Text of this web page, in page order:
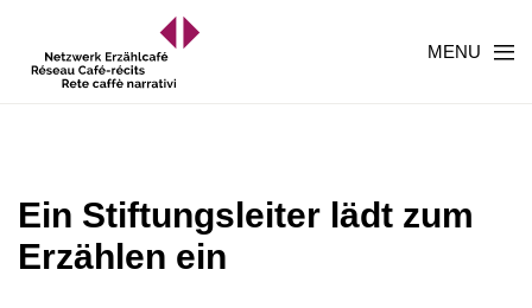
MENU
Ein Stiftungsleiter lädt zum
Erzählen ein